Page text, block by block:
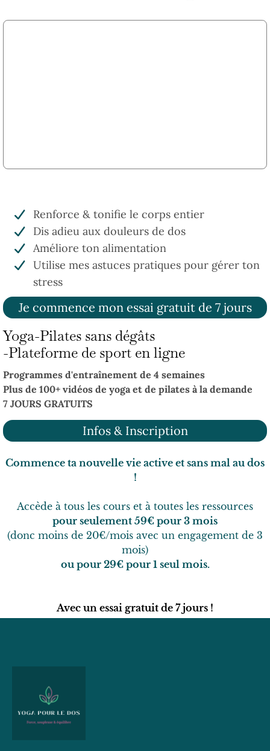
Renforce & tonifie le corps entier
Dis adieu aux douleurs de dos
Améliore ton alimentation
Utilise mes astuces pratiques pour gérer ton
stress
Je commence mon essai gratuit de 7 jours
Yoga-Pilates sans dégâts
-Plateforme de sport en ligne
Programmes d'entraînement de 4 semaines
Plus de 100+ vidéos de yoga et de pilates à la demande
7 JOURS GRATUITS
Infos & Inscription
Commence ta nouvelle vie active et sans mal au dos
!
Accède à tous les cours et à toutes les ressources
pour seulement 59€ pour 3 mois
(donc moins de 20€/mois avec un engagement de 3
mois)
ou pour 29€ pour 1 seul mois.
Avec un essai gratuit de 7 jours !